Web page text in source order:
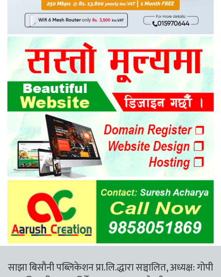
साझा बिसौनी पब्लिकेशन प्रा.लि.द्धारा सञ्चालित, अध्यक्ष: गोपी